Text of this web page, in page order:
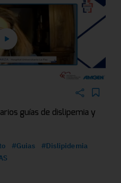
guías de dislipemia y
#Guias
#Dislipidemia